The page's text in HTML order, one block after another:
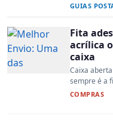
GUIAS
Fita
acrílica
caixa
Caixa
sempre é a
COMPRAS